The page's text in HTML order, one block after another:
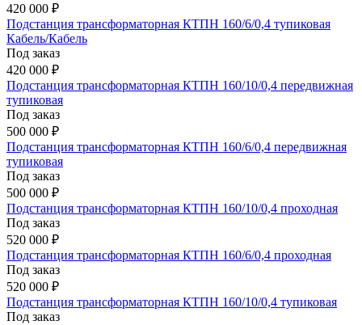
420 000 ₽
Подстанция трансформаторная КТПН 160/6/0,4 тупиковая
Кабель/Кабель
Под заказ
420 000 ₽
Подстанция трансформаторная КТПН 160/10/0,4 передвижная
тупиковая
Под заказ
500 000 ₽
Подстанция трансформаторная КТПН 160/6/0,4 передвижная
тупиковая
Под заказ
500 000 ₽
Подстанция трансформаторная КТПН 160/10/0,4 проходная
Под заказ
520 000 ₽
Подстанция трансформаторная КТПН 160/6/0,4 проходная
Под заказ
520 000 ₽
Подстанция трансформаторная КТПН 160/10/0,4 тупиковая
Под заказ